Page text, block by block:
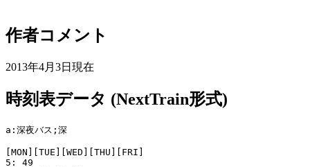
作者コメント
2013年4月3日現在
時刻表データ (NextTrain形式)
a:深夜バス;深
[MON][TUE][WED][THU][FRI]
5: 49